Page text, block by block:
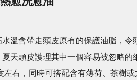
溫會帶走頭皮原有的保護油脂，令
天頭皮護理其中一個容易被忽略的
右，同時可搭配含有薄荷、茶樹